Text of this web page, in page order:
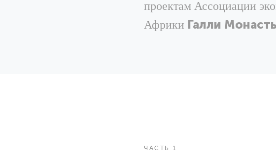
проектам Ассоциации
Африки Галли
ЧАСТЬ 1